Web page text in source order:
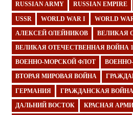
RUSSIAN ARMY RUSSIAN EMPIRE
USSR WORLD WAR I WORLD
АЛЕКСЕЙ ОЛЕЙНИКОВ ВЕЛИКАЯ
ВЕЛИКАЯ ОТЕЧЕСТВЕННАЯ ВОЙНА
ВОЕННО-МОРСКОЙ ФЛОТ
ВТОРАЯ МИРОВАЯ ВОЙНА
ГЕРМАНИЯ ГРАЖДАНСКАЯ
ДАЛЬНИЙ ВОСТОК КРАСНАЯ